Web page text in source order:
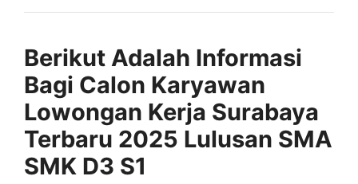
Berikut Adalah Informasi
Bagi Calon Karyawan
Lowongan Kerja Surabaya
Terbaru 2025 Lulusan SMA
SMK D3 S1